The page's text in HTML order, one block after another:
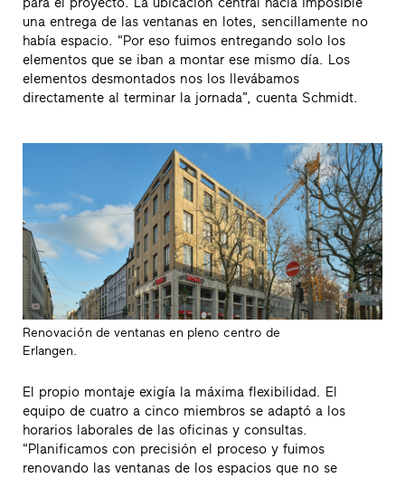
una entrega de las ventanas en lotes, sencillamente no
había espacio. “Por eso fuimos entregando solo los
elementos que se iban a montar ese mismo día. Los
elementos desmontados nos los llevábamos
directamente al terminar la jornada”, cuenta Schmidt.
Renovación de ventanas en pleno centro de
Erlangen.
El propio montaje exigía la máxima flexibilidad. El
equipo de cuatro a cinco miembros se adaptó a los
horarios laborales de las oficinas y consultas.
“Planificamos con precisión el proceso y fuimos
renovando las ventanas de los espacios que no se